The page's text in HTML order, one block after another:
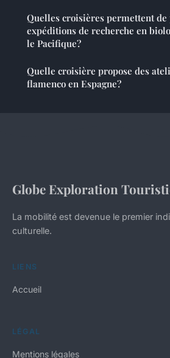
Quelles croisières permettent
expéditions de recherche en
le Pacifique?
Quelle croisière propose des
flamenco en Espagne?
Globe Exploration
La mobilité est devenue le premier
culturelle.
LIENS
Accueil
LÉGAL
Mentions légales